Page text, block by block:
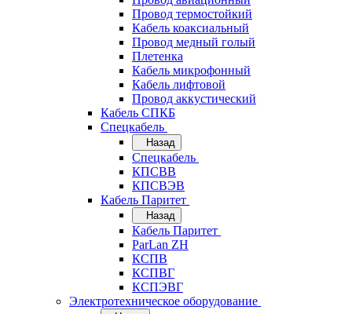
Провод термостойкий
Кабель коаксиальный
Провод медный голый
Плетенка
Кабель микрофонный
Кабель лифтовой
Провод аккустический
Кабель СПКБ
Спецкабель
Назад
Спецкабель
КПСВВ
КПСВЭВ
Кабель Паритет
Назад
Кабель Паритет
ParLan ZH
КСПВ
КСПВГ
КСПЭВГ
Электротехническое оборудование